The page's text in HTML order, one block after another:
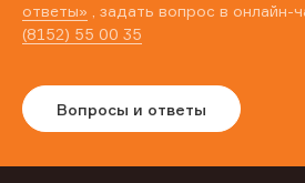
ответы» , задать вопрос в онлайн-
(8152) 55 00 35
Вопросы и ответы